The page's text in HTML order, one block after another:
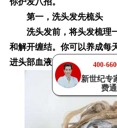
你护发八招。
第一，洗头发先梳头
洗头发前，将头发梳理
和解开缠结。你可以养成每
进头部血液循环，让头发生
400-
新世纪专
费